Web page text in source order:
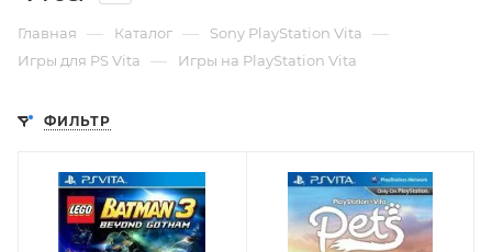
Главная — Каталог — Sony PlayStation Vita —
Игры для PS Vita — Игры на PlayStation Vita
ФИЛЬТР